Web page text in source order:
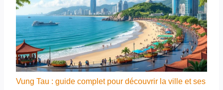
Vung Tau : guide complet pour découvrir la ville et ses